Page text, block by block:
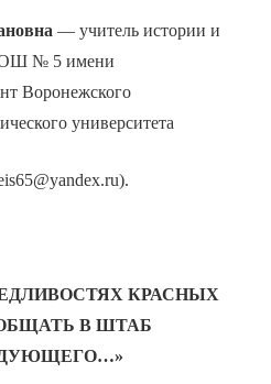
— учитель истории и
№ 5 имени
Воронежского
университета
КРАСНЫХ
В ШТАБ